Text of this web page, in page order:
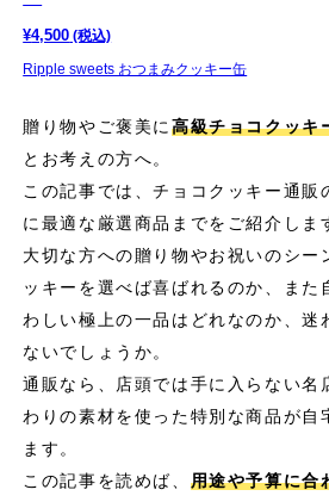
¥4,500 (税込)
Ripple sweets おつまみクッキー缶
贈り物やご褒美に高級チョコクッキ
とお考えの方へ。
この記事では、チョコクッキー通販
に最適な厳選商品までをご紹介しま
大切な方への贈り物やお祝いのシー
ッキーを選べば喜ばれるのか、また
わしい極上の一品はどれなのか、迷
ないでしょうか。
通販なら、店頭では手に入らない名
わりの素材を使った特別な商品が自
ます。
この記事を読めば、 用途や予算に合